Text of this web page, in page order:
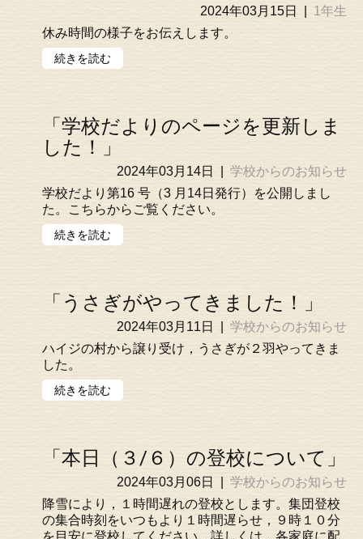
2024年03月15日
1年生
休み時間の様子をお伝えします。
続きを読む
「学校だよりのページを更新しま
した！」
2024年03月14日
学校からのお知らせ
学校だより第16 号（3 月14日発行）を公開しまし
た。こちらからご覧ください。
続きを読む
「うさぎがやってきました！」
2024年03月11日
学校からのお知らせ
ハイジの村から譲り受け，うさぎが２羽やってきま
した。
続きを読む
「本日（３/６）の登校について」
2024年03月06日
学校からのお知らせ
降雪により，１時間遅れの登校とします。集団登校
の集合時刻をいつもより１時間遅らせ，９時１０分
を目安に登校してください。詳しくは，各家庭に配